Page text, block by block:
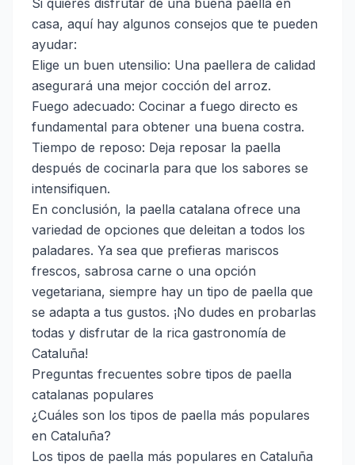
casa, aquí hay algunos consejos que te pueden
ayudar:
Elige un buen utensilio: Una paellera de calidad
asegurará una mejor cocción del arroz.
Fuego adecuado: Cocinar a fuego directo es
fundamental para obtener una buena costra.
Tiempo de reposo: Deja reposar la paella
después de cocinarla para que los sabores se
intensifiquen.
En conclusión, la paella catalana ofrece una
variedad de opciones que deleitan a todos los
paladares. Ya sea que prefieras mariscos
frescos, sabrosa carne o una opción
vegetariana, siempre hay un tipo de paella que
se adapta a tus gustos. ¡No dudes en probarlas
todas y disfrutar de la rica gastronomía de
Cataluña!
Preguntas frecuentes sobre tipos de paella
catalanas populares
¿Cuáles son los tipos de paella más populares
en Cataluña?
Los tipos de paella más populares en Cataluña